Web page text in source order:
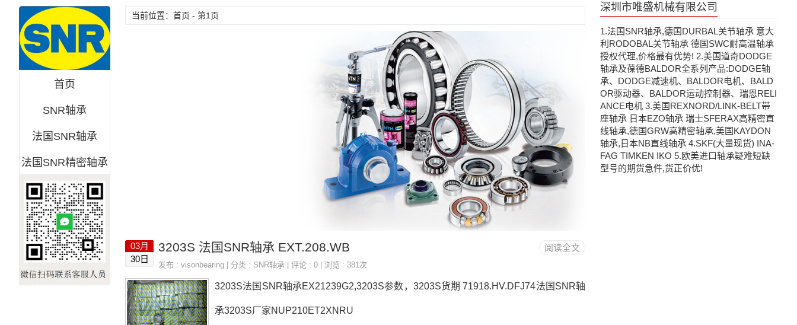
首页
SNR轴承
法国SNR轴承
法国SNR精密轴承
当前位置：首页 - 第1页
阅读全文
03月
30日
3203S 法国SNR轴承 EXT.208.WB
发布 : visonbearing | 分类 : SNR轴承 | 评论 : 0 | 浏览 : 381次
3203S法国SNR轴承EX21239G2,3203S参数，3203S货期 71918.HV.DFJ74法国SNR轴
承3203S厂家NUP210ET2XNRU
深圳市唯盛机械有限公司
1.法国SNR轴承,德国DURBAL关节轴承 意大
利RODOBAL关节轴承 德国SWC耐高温轴承
授权代理,价格最有优势! 2.美国道奇DODGE
轴承及葆德BALDOR全系列产品:DODGE轴
承、DODGE减速机、BALDOR电机、BALD
OR驱动器、BALDOR运动控制器、瑞恩RELI
ANCE电机 3.美国REXNORD/LINK-BELT带
座轴承 日本EZO轴承 瑞士SFERAX高精密直
线轴承,德国GRW高精密轴承,美国KAYDON
轴承,日本NB直线轴承 4.SKF(大量现货) INA-
FAG TIMKEN IKO 5.欧美进口轴承疑难短缺
型号的期货急件,货正价优!